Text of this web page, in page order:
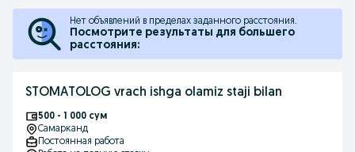
Нет объявлений в пределах заданного расстояния.
Посмотрите результаты для большего
расстояния:
STOMATOLOG vrach ishga olamiz staji bilan
500 - 1 000 сум
Самарканд
Постоянная работа